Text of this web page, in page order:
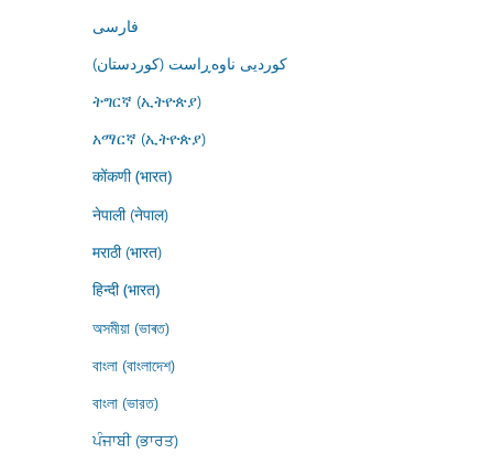
فارسى
کوردیی ناوەڕاست (کوردستان)
ትግርኛ (ኢትዮጵያ)
አማርኛ (ኢትዮጵያ)
कोंकणी (भारत)
नेपाली (नेपाल)
मराठी (भारत)
हिन्दी (भारत)
অসমীয়া (ভাৰত)
বাংলা (বাংলাদেশ)
বাংলা (ভারত)
ਪੰਜਾਬੀ (ਭਾਰਤ)